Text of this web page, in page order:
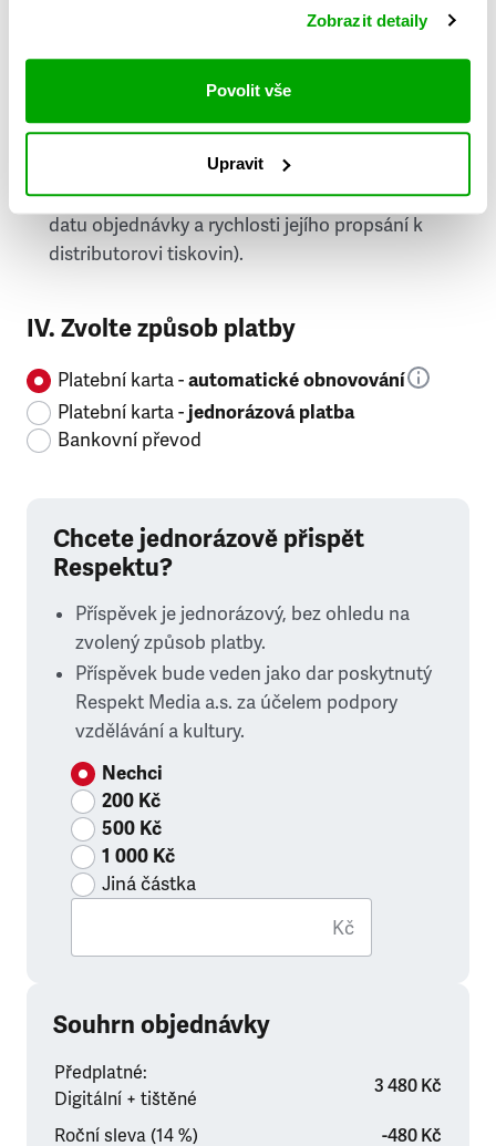
Zobrazit detaily
Povolit vše
Upravit
doručování týdeníku Respekt v tištěné verzi, na
první vydání ve vaší schránce se můžete těšit
příští, nejpozději přespříští týden (v závislosti na
datu objednávky a rychlosti jejího propsání k
distributorovi tiskovin).
IV. Zvolte způsob platby
Platební karta -automatické obnovování
Platební karta -jednorázová platba
Bankovní převod
Chcete jednorázově přispět
Respektu?
Příspěvek je jednorázový, bez ohledu na
zvolený způsob platby.
Příspěvek bude veden jako dar poskytnutý
Respekt Media a.s. za účelem podpory
vzdělávání a kultury.
Nechci
200 Kč
500 Kč
1 000 Kč
Jiná částka
Kč
Souhrn objednávky
Předplatné:
Digitální + tištěné
3 480 Kč
Roční sleva (14 %)
-480 Kč